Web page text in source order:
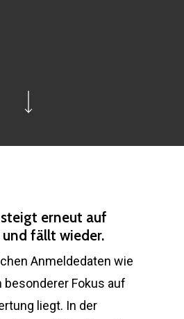
erneut auf
fällt wieder.
Anmeldedaten wie
besonderer Fokus auf
liegt. In der